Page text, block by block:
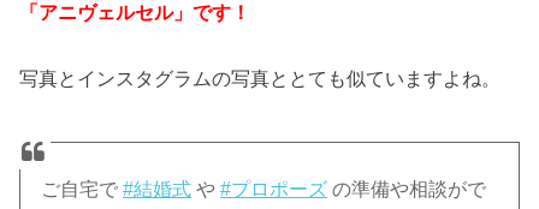
「アニヴェルセル」です！
写真とインスタグラムの写真ととても似ていますよね。
ご自宅で#結婚式 や#プロポーズ の準備や相談がで